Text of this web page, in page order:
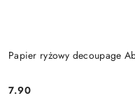
Papier ryżowy decoupage
Cena:
7.90